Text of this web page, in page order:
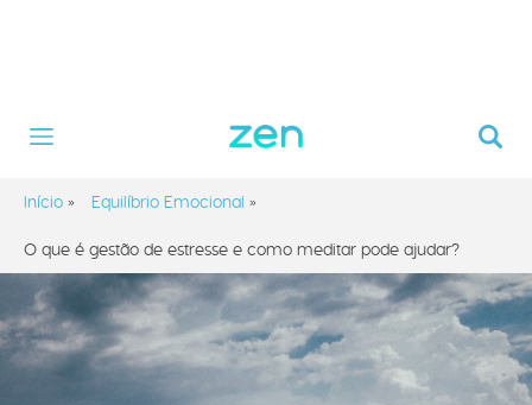
Início » Equilíbrio Emocional »
O que é gestão de estresse e como meditar pode ajudar?